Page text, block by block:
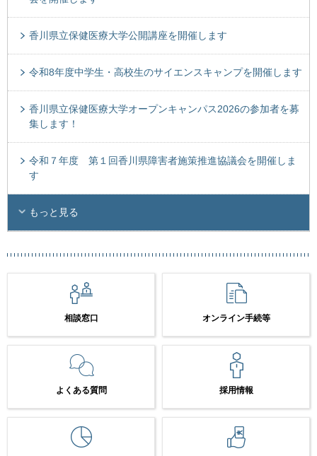
香川県立保健医療大学公開講座を開催します
令和8年度中学生・高校生のサイエンスキャンプを開催します
香川県立保健医療大学オープンキャンパス2026の参加者を募
集します！
令和７年度 第１回香川県障害者施策推進協議会を開催しま
す
もっと見る
相談窓口 オンライン手続等
よくある質問 採用情報